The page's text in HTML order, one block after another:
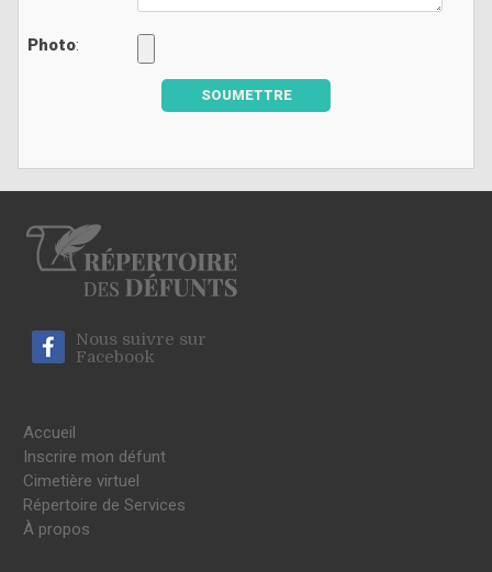
Photo:
SOUMETTRE
Nous suivre sur
Facebook
Accueil
Inscrire mon défunt
Cimetière virtuel
Répertoire de Services
À propos